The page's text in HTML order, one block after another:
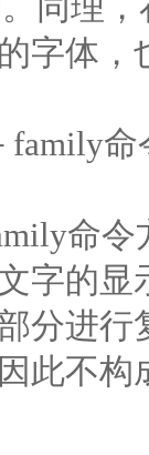
同理
字体，
命
字的
分进
此不